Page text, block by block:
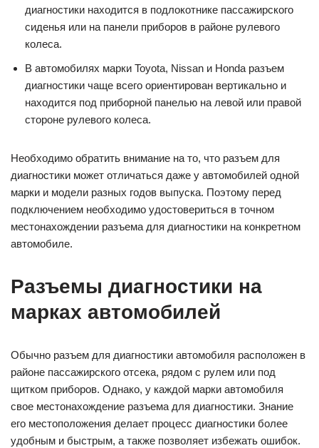
диагностики находится в подлокотнике пассажирского
сиденья или на панели приборов в районе рулевого
колеса.
В автомобилях марки Toyota, Nissan и Honda разъем
диагностики чаще всего ориентирован вертикально и
находится под приборной панелью на левой или правой
стороне рулевого колеса.
Необходимо обратить внимание на то, что разъем для
диагностики может отличаться даже у автомобилей одной
марки и модели разных годов выпуска. Поэтому перед
подключением необходимо удостовериться в точном
местонахождении разъема для диагностики на конкретном
автомобиле.
Разъемы диагностики на
марках автомобилей
Обычно разъем для диагностики автомобиля расположен в
районе пассажирского отсека, рядом с рулем или под
щитком приборов. Однако, у каждой марки автомобиля
свое местонахождение разъема для диагностики. Знание
его местоположения делает процесс диагностики более
удобным и быстрым, а также позволяет избежать ошибок.